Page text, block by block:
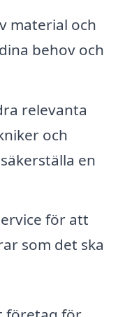
material och
behov och
relevanta
och
en
för att
som det ska